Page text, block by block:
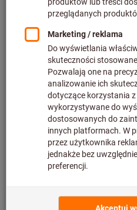
Szacowany czas dostawy: 2-3
UWAGA:
Ten produkt jest
nie znajduje się w
może być
wyświetlona po
do kasy.Produkt nie
Dodaj do listy artykułów